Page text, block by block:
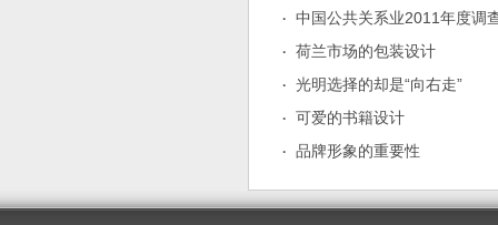
· 中国公共关系业2011年度调
· 荷兰市场的包装设计
· 光明选择的却是“向右走”
· 可爱的书籍设计
· 品牌形象的重要性